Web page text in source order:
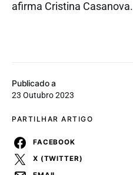
Publicado a
23 Outubro 2023
PARTILHAR ARTIGO
FACEBOOK
X (TWITTER)
afirma Cristina Casanova.